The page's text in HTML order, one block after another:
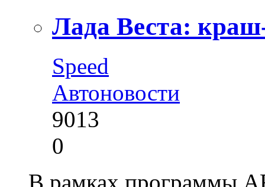
Лада Веста:
Speed
Автоновости
9013
0
В рамках программы